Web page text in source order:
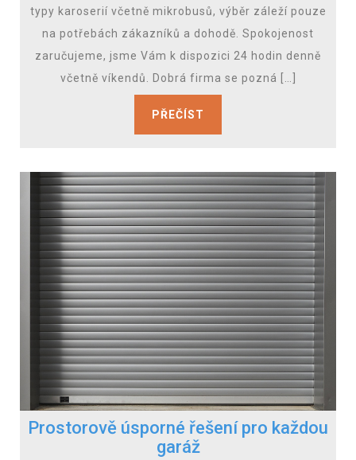
typy karoserií včetně mikrobusů, výběr záleží pouze
na potřebách zákazníků a dohodě. Spokojenost
zaručujeme, jsme Vám k dispozici 24 hodin denně
včetně víkendů. Dobrá firma se pozná […]
PŘEČÍST
Prostorově úsporné řešení pro každou
garáž